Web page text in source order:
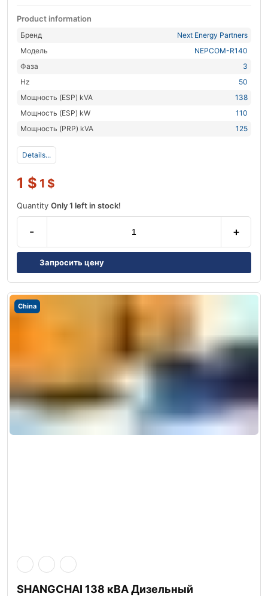
Product information
Бренд
Next Energy Partners
Модель
NEPCOM-R140
Фаза
3
Hz
50
Мощность (ESP) kVA
138
Мощность (ESP) kW
110
Мощность (PRP) kVA
125
Details...
1 $ 1 $
Quantity Only 1 left in stock!
- +
Запросить цену
China
SHANGCHAI 138 кВА Дизельный